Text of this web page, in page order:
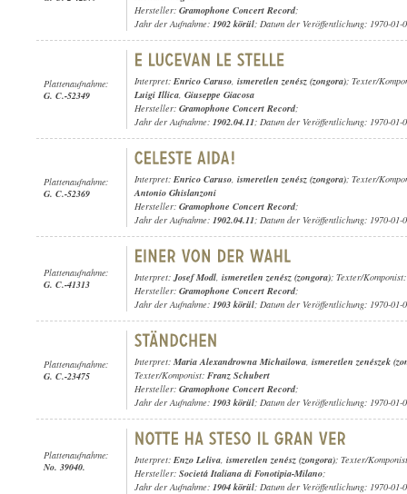
Hersteller: Gramophone Concert Record;
Jahr der Aufnahme: 1902 körül; Datum der Veröffentlichung: 1970-01-
Plattenaufnahme:
G. C.-52349
Interpret: Enrico Caruso, ismeretlen zenész (zongora); Texter/
Luigi Illica, Giuseppe Giacosa
Hersteller: Gramophone Concert Record;
Jahr der Aufnahme: 1902.04.11; Datum der Veröffentlichung: 1970-01-
Plattenaufnahme:
G. C.-52369
Interpret: Enrico Caruso, ismeretlen zenész (zongora); Texter/
Antonio Ghislanzoni
Hersteller: Gramophone Concert Record;
Jahr der Aufnahme: 1902.04.11; Datum der Veröffentlichung: 1970-01-
Plattenaufnahme:
G. C.-41313
Interpret:Josef Modl, ismeretlen zenész (zongora); Texter/
Hersteller: Gramophone Concert Record;
Jahr der Aufnahme: 1903 körül; Datum der Veröffentlichung: 1970-01-
Plattenaufnahme:
G. C.-23475
Interpret: Maria Alexandrowna Michailowa, ismeretlen zenészek
Texter/Komponist: Franz Schubert
Hersteller: Gramophone Concert Record;
Jahr der Aufnahme: 1903 körül; Datum der Veröffentlichung: 1970-01-
Plattenaufnahme:
No. 39040.
Interpret: Enzo Leliva, ismeretlen zenész (zongora); Texter/
Hersteller: Societá Italiana di Fonotipia-Milano;
Jahr der Aufnahme: 1904 körül; Datum der Veröffentlichung: 1970-01-